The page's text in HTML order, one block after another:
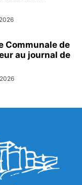
Communale de
au journal de